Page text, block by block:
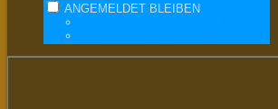
ANGEMELDET BLEIBEN